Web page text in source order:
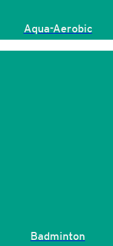
Aqua-Aerobic
Badminton